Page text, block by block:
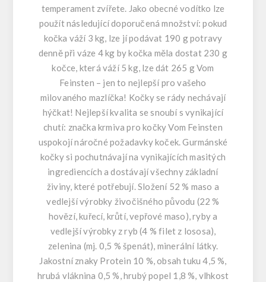
temperament zvířete. Jako obecné vodítko lze
použít následující doporučená množství: pokud
kočka váží 3 kg, lze jí podávat 190 g potravy
denně při váze 4 kg by kočka měla dostat 230 g
kočce, která váží 5 kg, lze dát 265 g Vom
Feinsten – jen to nejlepší pro vašeho
milovaného mazlíčka! Kočky se rády nechávají
hýčkat! Nejlepší kvalita se snoubí s vynikající
chutí: značka krmiva pro kočky Vom Feinsten
uspokojí náročné požadavky koček. Gurmánské
kočky si pochutnávají na vynikajících masitých
ingrediencích a dostávají všechny základní
živiny, které potřebují. Složení 52 % maso a
vedlejší výrobky živočišného původu (22 %
hovězí, kuřecí, krůtí, vepřové maso), ryby a
vedlejší výrobky z ryb (4 % filet z lososa),
zelenina (mj. 0,5 % špenát), minerální látky.
Jakostní znaky Protein 10 %, obsah tuku 4,5 %,
hrubá vláknina 0,5 %, hrubý popel 1,8 %, vlhkost